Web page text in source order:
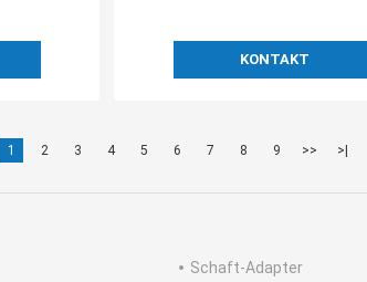
KONTAKT
1 2 3 4 5 6 7 8 9 >> >|
Schaft-Adapter